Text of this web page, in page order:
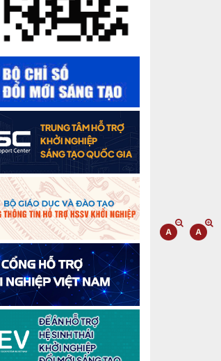
sản Việt Nam
Gạo sạch Thăng
đầu” các công nghệ mới,
tương lai
hình ảnh Đắk Lắk đến bạn
và quốc tế
gia Hội chợ triển lãm
Cà phê và sản phẩm
2025
tăng trưởng kinh tế năm
thông mọi nguồn lực cho
dựng kịch bản tăng
tế - xã hội năm 2025 đạt
trực tuyến tìm hiểu “50 năm
Buôn Ma Thuột, giải
Đắk Lắk (10/3/1975 -